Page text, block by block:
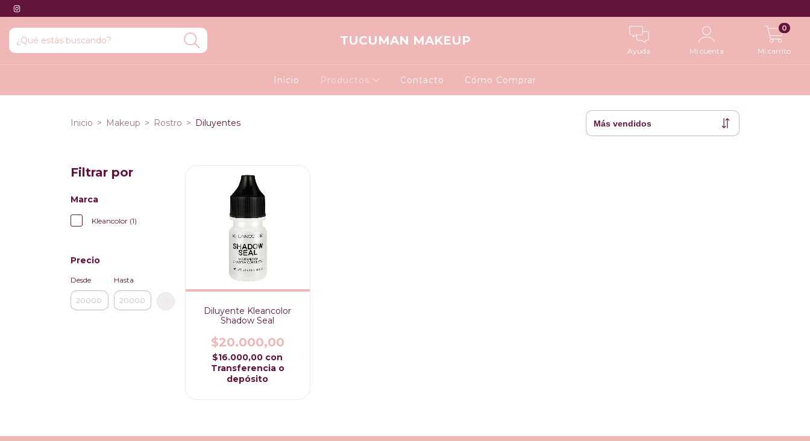
TUCUMAN MAKEUP
Ayuda Mi cuenta Mi carrito
0
Inicio Productos Contacto Cómo Comprar
Inicio > Makeup > Rostro > Diluyentes
Filtrar por
Marca
Kleancolor (1)
Precio
Desde Hasta
Diluyente Kleancolor
Shadow Seal
$20.000,00
$16.000,00 con
Transferencia o
depósito